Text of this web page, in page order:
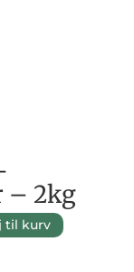
– 2kg
til kurv